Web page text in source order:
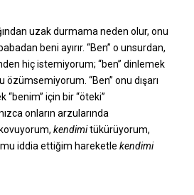
uzak durmama neden olur, onu
beni ayırır. “Ben” o unsurdan,
hiç istemiyorum; “ben” dinlemek
özümsemiyorum. “Ben” onu dışarı
“benim” için bir “öteki”
onların arzularında
kovuyorum, kendimitükürüyorum,
iddia ettiğim hareketle kendimi